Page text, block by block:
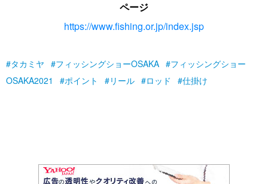
ページ
https://www.fishing.or.jp/index.jsp
タカミヤ フィッシングショーOSAKA
フィッシングショー
OSAKA2021
ポイント リール ロッド 仕掛け